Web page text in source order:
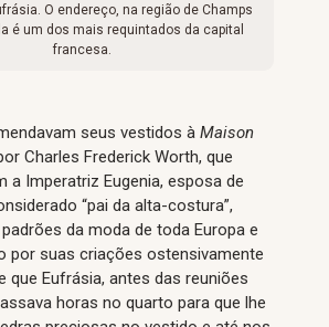
O endereço, na região de Champs
é um dos mais requintados da capital
francesa.
seus vestidos à Maison
Charles Frederick Worth, que
a Imperatriz Eugenia, esposa de
“pai da alta-costura”,
da moda de toda Europa e
por suas criações ostensivamente
que Eufrásia, antes das reuniões
horas no quarto para que lhe